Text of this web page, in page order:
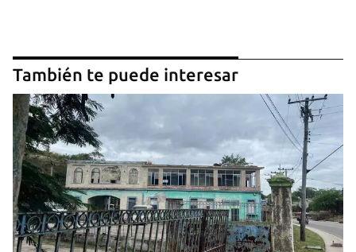
También te puede interesar